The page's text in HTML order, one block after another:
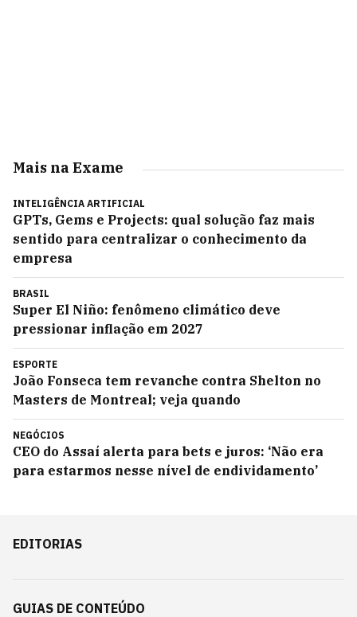
Mais na Exame
INTELIGÊNCIA ARTIFICIAL
GPTs, Gems e Projects: qual solução faz mais
sentido para centralizar o conhecimento da
empresa
BRASIL
Super El Niño: fenômeno climático deve
pressionar inflação em 2027
ESPORTE
João Fonseca tem revanche contra Shelton no
Masters de Montreal; veja quando
NEGÓCIOS
CEO do Assaí alerta para bets e juros: ‘Não era
para estarmos nesse nível de endividamento’
EDITORIAS
GUIAS DE CONTEÚDO